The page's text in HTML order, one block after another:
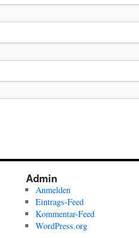
Admin
Anmelden
Eintrags-Feed
Kommentar-Feed
WordPress.org